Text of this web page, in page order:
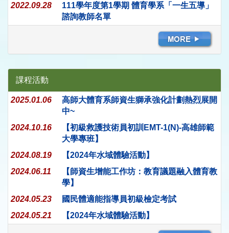
2022.09.28
111學年度第1學期 體育學系「一生五導」
諮詢教師名單
課程活動
2025.01.06
高師大體育系師資生獅承強化計劃熱烈展開
中~
2024.10.16
【初級救護技術員初訓EMT-1(N)-高雄師範
大學專班】
2024.08.19
【2024年水域體驗活動】
2024.06.11
【師資生增能工作坊：教育議題融入體育教
學】
2024.05.23
國民體適能指導員初級檢定考試
2024.05.21
【2024年水域體驗活動】